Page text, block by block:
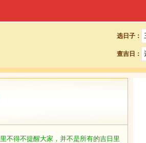
选日子：
查吉日：
不得不提醒大家，并不是所有的吉日里